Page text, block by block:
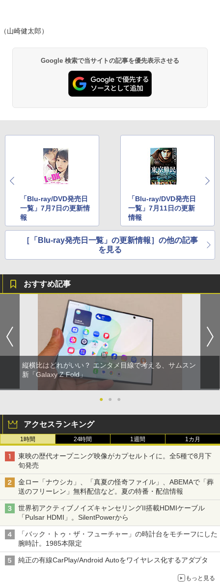
（山崎健太郎）
Google 検索で当サイトの記事を優先表示させる
「Blu-ray/DVD発売日
一覧」7月7日の更新情
報
「Blu-ray/DVD発売日
一覧」7月11日の更新
情報
［「Blu-ray発売日一覧」の更新情報］の他の記事
を見る
おすすめ記事
縦横比はどれがいい？ エンタメ目線で考える、サムスン
新「Galaxy Z Fold」
● ● ●
アクセスランキング
1時間 24時間 1週間 1カ月
東映の歴代オープニング映像がカプセルトイに。全5種で8月下
旬発売
金ロー「ナウシカ」、「真夏の怪奇ファイル」、ABEMAで「葬
送のフリーレン」無料配信など。夏の特番・配信情報
世界初アクティブノイズキャンセリングII搭載HDMIケーブル
「Pulsar HDMI」。SilentPowerから
「バック・トゥ・ザ・フューチャー」の時計台をモチーフにした
腕時計。1985本限定
純正の有線CarPlay/Android Autoをワイヤレス化するアダプタ
もっと見る